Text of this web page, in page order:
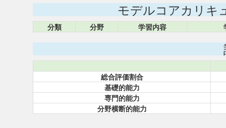
モデルコアカリキ
分類 分野 学習内容
総合評価割合
基礎的能力
専門的能力
分野横断的能力